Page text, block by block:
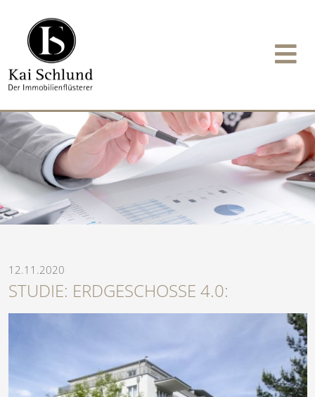
12.11.2020
STUDIE: ERDGESCHOSSE 4.0: